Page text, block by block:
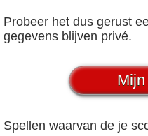
Probeer het dus gerust
gegevens blijven privé.
Spellen waarvan de je